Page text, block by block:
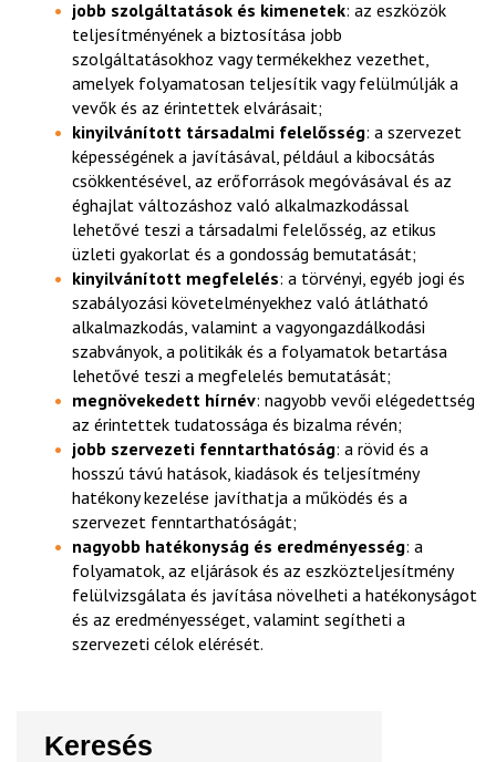
jobb szolgáltatások és kimenetek: az eszközök
teljesítményének a biztosítása jobb
szolgáltatásokhoz vagy termékekhez vezethet,
amelyek folyamatosan teljesítik vagy felülmúlják a
vevők és az érintettek elvárásait;
kinyilvánított társadalmi felelősség: a szervezet
képességének a javításával, például a kibocsátás
csökkentésével, az erőforrások megóvásával és az
éghajlat változáshoz való alkalmazkodással
lehetővé teszi a társadalmi felelősség, az etikus
üzleti gyakorlat és a gondosság bemutatását;
kinyilvánított megfelelés: a törvényi, egyéb jogi és
szabályozási követelményekhez való átlátható
alkalmazkodás, valamint a vagyongazdálkodási
szabványok, a politikák és a folyamatok betartása
lehetővé teszi a megfelelés bemutatását;
megnövekedett hírnév: nagyobb vevői elégedettség
az érintettek tudatossága és bizalma révén;
jobb szervezeti fenntarthatóság: a rövid és a
hosszú távú hatások, kiadások és teljesítmény
hatékony kezelése javíthatja a működés és a
szervezet fenntarthatóságát;
nagyobb hatékonyság és eredményesség: a
folyamatok, az eljárások és az eszközteljesítmény
felülvizsgálata és javítása növelheti a hatékonyságot
és az eredményességet, valamint segítheti a
szervezeti célok elérését.
Keresés